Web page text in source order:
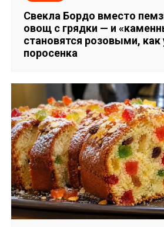
мСвекла Бордо вместо
овощ с грядки — и
становятся розовыми, как
поросенка